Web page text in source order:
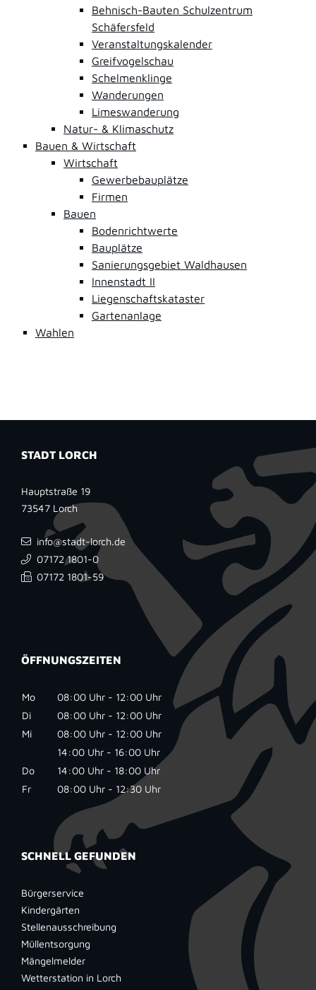
Behnisch-Bauten Schulzentrum
Schäfersfeld
Veranstaltungskalender
Greifvogelschau
Schelmenklinge
Wanderungen
Limeswanderung
Natur- & Klimaschutz
Bauen & Wirtschaft
Wirtschaft
Gewerbebauplätze
Firmen
Bauen
Bodenrichtwerte
Bauplätze
Sanierungsgebiet Waldhausen
Innenstadt II
Liegenschaftskataster
Gartenanlage
Wahlen
STADT LORCH
Hauptstraße 19
73547 Lorch
info@stadt-lorch.de
07172 1801-0
07172 1801-59
ÖFFNUNGSZEITEN
Mo
08:00 Uhr - 12:00 Uhr
Di
08:00 Uhr - 12:00 Uhr
Mi
08:00 Uhr - 12:00 Uhr
14:00 Uhr - 16:00 Uhr
Do
14:00 Uhr - 18:00 Uhr
Fr
08:00 Uhr - 12:30 Uhr
SCHNELL GEFUNDEN
Bürgerservice
Kindergärten
Stellenausschreibung
Müllentsorgung
Mängelmelder
Wetterstation in Lorch